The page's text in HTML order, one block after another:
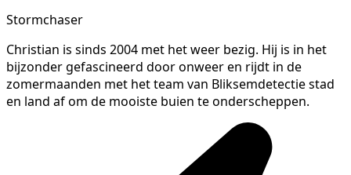
Stormchaser
Christian is sinds 2004 met het weer bezig. Hij is in het
bijzonder gefascineerd door onweer en rijdt in de
zomermaanden met het team van Bliksemdetectie stad
en land af om de mooiste buien te onderscheppen.